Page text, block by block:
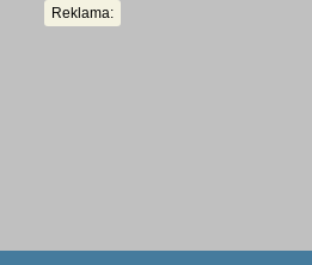
Reklama: